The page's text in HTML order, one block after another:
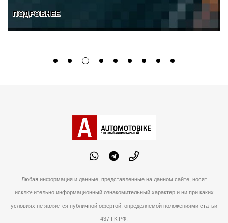
ПОДРОБНЕЕ
Любая информация и данные, представленные на данном сайте, носят
исключительно информационный ознакомительный характер и ни при каких
условиях не является публичной офертой, определяемой положениями статьи
437 ГК РФ.